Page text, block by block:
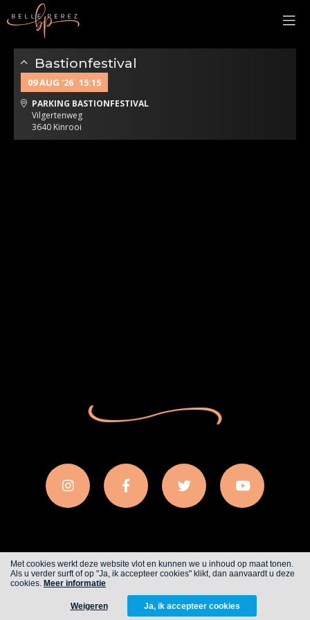
Bastionfestival
09 AUG '26 15:15
PARKING BASTIONFESTIVAL
Vilgertenweg
3640 Kinrooi
Cookies Privacy
FROM ALWAYS AWAKE
Met cookies werkt deze website vlot en kunnen we u inhoud op maat tonen.
Als u verder surft of op "Ja, ik accepteer cookies" klikt, dan aanvaardt u deze
cookies. Meer informatie
Weigeren Ja, ik accepteer cookies